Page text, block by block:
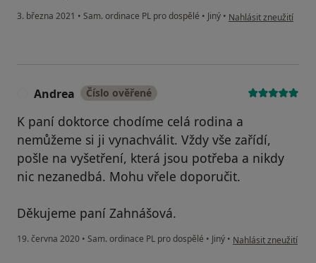
3. března 2021 • Sam. ordinace PL pro dospělé • Jiný • podle názoru
Nahlásit zneužití
Andrea Číslo ověřené
K paní doktorce chodíme celá rodina a
nemůžeme si ji vynachválit. Vždy vše zařídí,
pošle na vyšetření, která jsou potřeba a nikdy
nic nezanedbá. Mohu vřele doporučit.
Děkujeme paní Zahnášová.
19. června 2020 • Sam. ordinace PL pro dospělé • Jiný • podle názoru
Nahlásit zneužití